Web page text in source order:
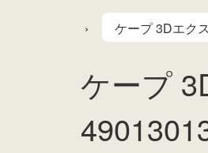
ケープ 3Dエク
ケープ